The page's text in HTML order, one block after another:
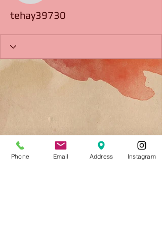
tehay39730
Phone Email Address Instagram